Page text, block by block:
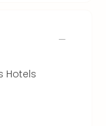
Hotels